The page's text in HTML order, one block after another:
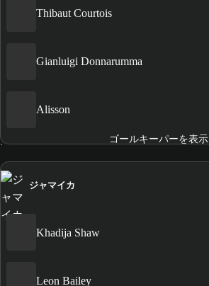
Thibaut Courtois
Gianluigi Donnarumma
Alisson
ゴールキーパーを表示
ジャマイカ
Khadija Shaw
Leon Bailey